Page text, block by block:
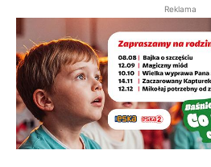
Reklama